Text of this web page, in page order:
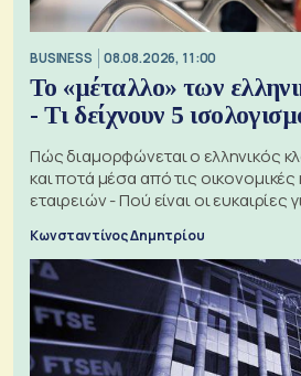
BUSINESS 08.08.2026, 11:00
Το «μέταλλο» των
- Τι δείχνουν 5
Πώς διαμορφώνεται ο ελληνικός
και ποτά μέσα από τις
εταιρειών - Πού είναι οι ευκαιρίες
Κωνσταντίνος Δημητρίου